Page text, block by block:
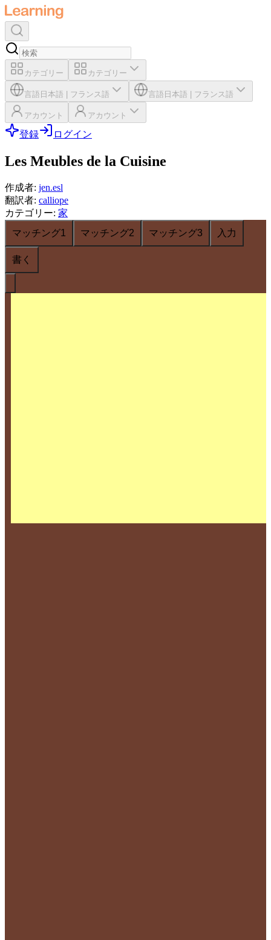
カテゴリー カテゴリー
言語 日本語 フランス語 言語 日本語 フランス語
アカウント アカウント
登録 ログイン
Les Meubles de la Cuisine
作成者: jen.esl
翻訳者: calliope
カテゴリー: 家
マッチング1
マッチング2 マッチング3 入力
書く